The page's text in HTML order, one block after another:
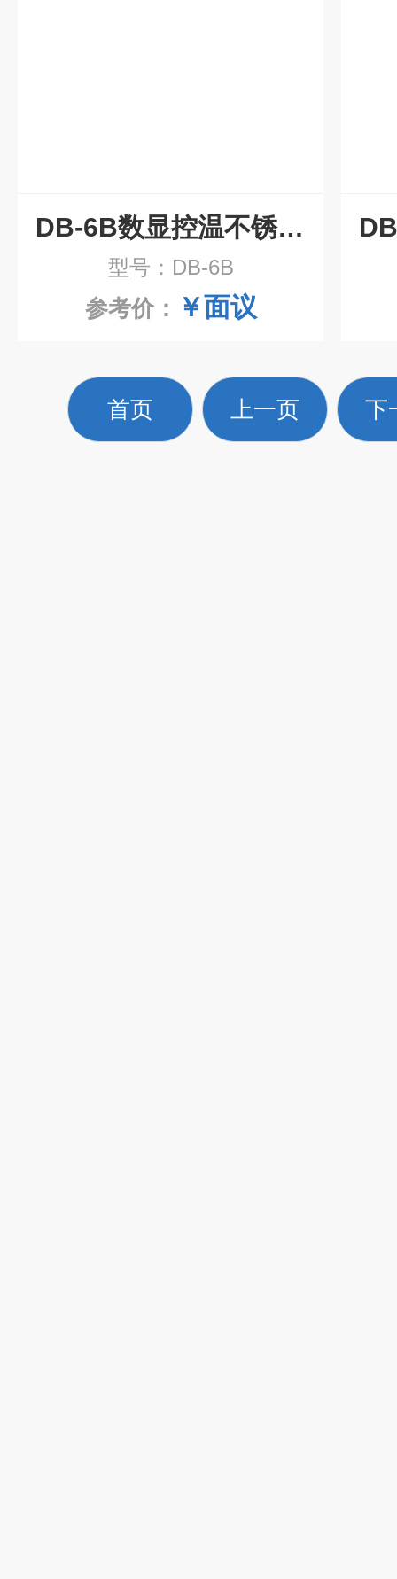
DB-6B数显控温不锈钢电热板
型号：DB-6B
参考价： ￥面议
首页 上一页 下